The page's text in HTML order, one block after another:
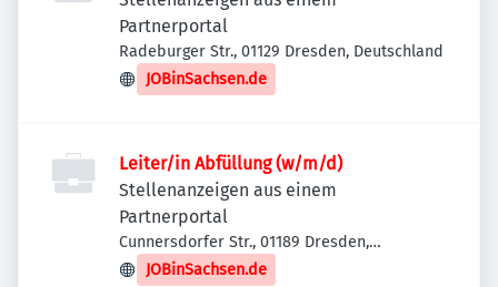
Partnerportal
Radeburger Str., 01129 Dresden, Deutschland
JOBinSachsen.de
Leiter/in Abfüllung (w/m/d)
Stellenanzeigen aus einem
Partnerportal
Cunnersdorfer Str., 01189 Dresden,
Deutschland
JOBinSachsen.de